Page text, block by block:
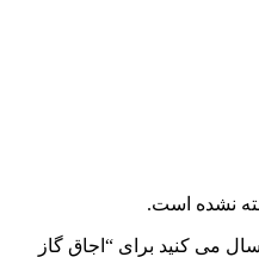
نشده است.
می کنید برای “اجاق گاز